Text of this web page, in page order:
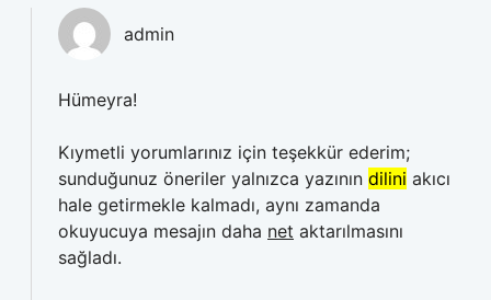
admin
Hümeyra!
Kıymetli yorumlarınız için teşekkür ederim;
sunduğunuz öneriler yalnızca yazının dilini akıcı
hale getirmekle kalmadı, aynı zamanda
okuyucuya mesajın daha net aktarılmasını
sağladı.